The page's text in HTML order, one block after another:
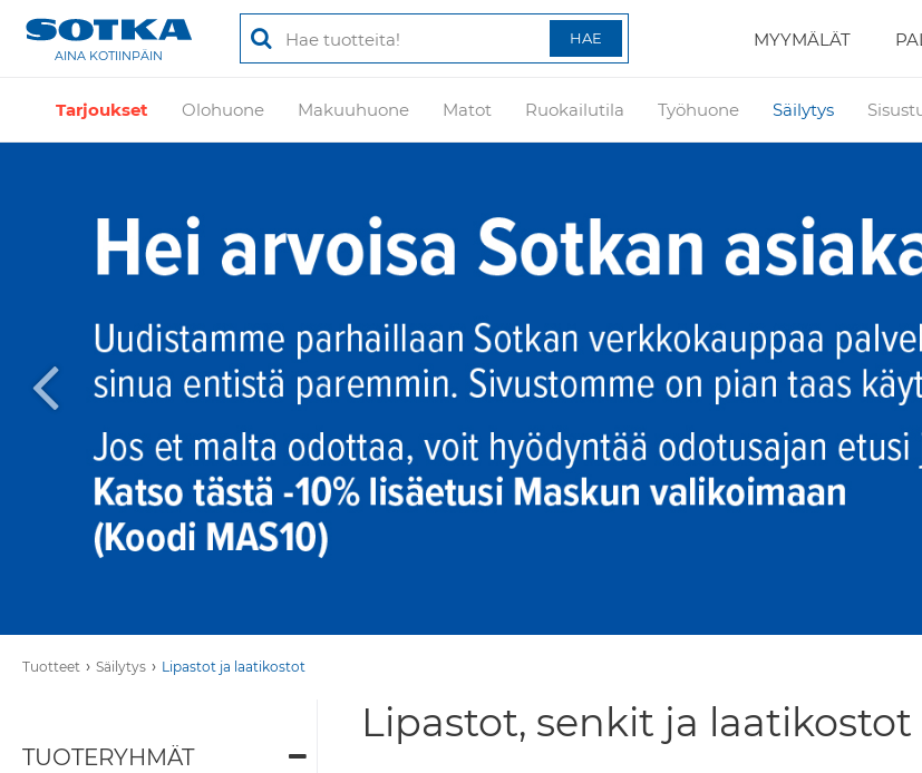
AINA KOTIINPÄIN
Tarjoukset Olohuone Makuuhuone Matot Ruokailutila Työhuone Säilytys
MYYMÄLÄT
Tuotteet › Säilytys › Lipastot ja laatikostot
TUOTERYHMÄT
Lipastot, senkit ja laatikostot